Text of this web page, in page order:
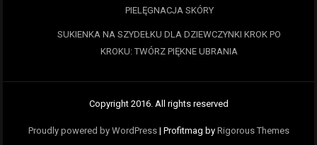
PIELĘGNACJA SKÓRY
SUKIENKA NA SZYDEŁKU DLA DZIEWCZYNKI KROK PO
KROKU: TWÓRZ PIĘKNE UBRANIA
Copyright 2016. All rights reserved
Proudly powered by WordPress | Profitmag by Rigorous Themes